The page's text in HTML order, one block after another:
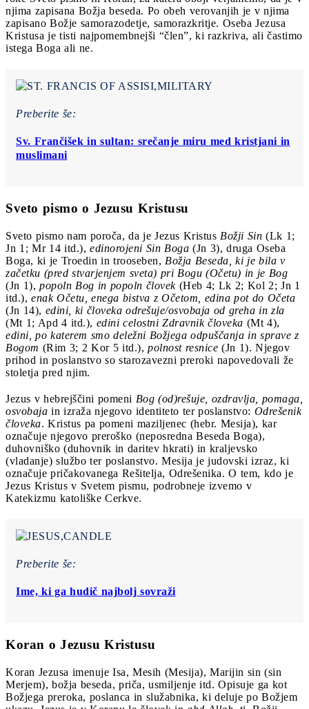
njima zapisana Božja beseda. Po obeh verovanjih je v njima
zapisano Božje samorazodetje, samorazkritje. Oseba Jezusa
Kristusa je tisti najpomembnejši “člen”, ki razkriva, ali častimo
istega Boga ali ne.
Preberite še:
Sv. Frančišek in sultan: srečanje miru med kristjani in
muslimani
Sveto pismo o Jezusu Kristusu
Sveto pismo nam poroča, da je Jezus Kristus Božji Sin (Lk 1;
Jn 1; Mr 14 itd.), edinorojeni Sin Boga (Jn 3), druga Oseba
Boga, ki je Troedin in trooseben, Božja Beseda, ki je bila v
začetku (pred stvarjenjem sveta) pri Bogu (Očetu) in je Bog
(Jn 1), popoln Bog in popoln človek(Heb 4; Lk 2; Kol 2; Jn 1
itd.), enak Očetu, enega bistva z Očetom, edina pot do Očeta
(Jn 14), edini, ki človeka odrešuje/osvobaja od greha in zla
(Mt 1; Apd 4 itd.), edini celostni Zdravnik človeka (Mt 4),
edini, po katerem smo deležni Božjega odpuščanja in sprave z
Bogom (Rim 3; 2 Kor 5 itd.), polnost resnice (Jn 1). Njegov
prihod in poslanstvo so starozavezni preroki napovedovali že
stoletja pred njim.
Jezus v hebrejščini pomeni Bog (od)rešuje, ozdravlja, pomaga,
osvobaja in izraža njegovo identiteto ter poslanstvo: Odrešenik
človeka. Kristus pa pomeni maziljenec (hebr. Mesija), kar
označuje njegovo preroško (neposredna Beseda Boga),
duhovniško (duhovnik in daritev hkrati) in kraljevsko
(vladanje) službo ter poslanstvo. Mesija je judovski izraz, ki
označuje pričakovanega Rešitelja, Odrešenika. O tem, kdo je
Jezus Kristus v Svetem pismu, podrobneje izvemo v
Katekizmu katoliške Cerkve.
Preberite še:
Ime, ki ga hudič najbolj sovraži
Koran o Jezusu Kristusu
Koran Jezusa imenuje Isa, Mesih (Mesija), Marijin sin (sin
Merjem), božja beseda, priča, usmiljenje itd. Opisuje ga kot
Božjega preroka, poslanca in služabnika, ki deluje po Božjem